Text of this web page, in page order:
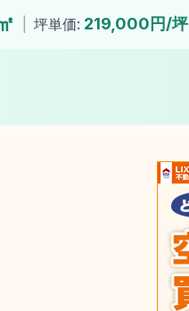
坪単価: 219,000円/坪